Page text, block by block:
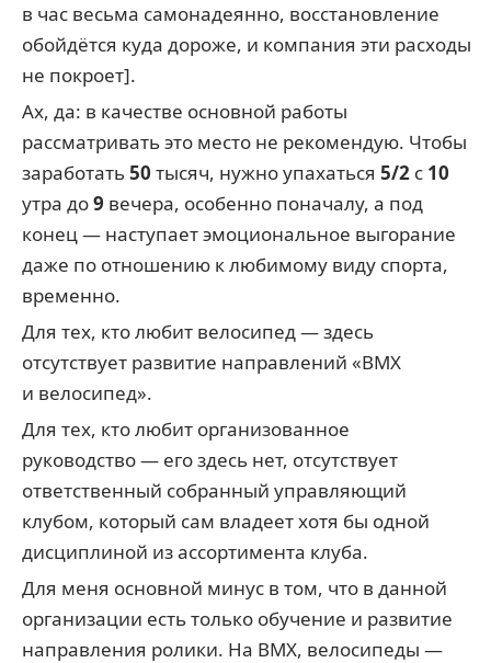
в час весьма самонадеянно, восстановление
обойдётся куда дороже, и компания эти расходы
не покроет].
Ах, да: в качестве основной работы
рассматривать это место не рекомендую. Чтобы
заработать50 тысяч, нужно упахаться 5/2 с 10
утра до9 вечера, особенно поначалу, а под
конец — наступает эмоциональное выгорание
даже по отношению к любимому виду спорта,
временно.
Для тех, кто любит велосипед — здесь
отсутствует развитие направлений «BMX
и велосипед».
Для тех, кто любит организованное
руководство — его здесь нет, отсутствует
ответственный собранный управляющий
клубом, который сам владеет хотя бы одной
дисциплиной из ассортимента клуба.
Для меня основной минус в том, что в данной
организации есть только обучение и развитие
направления ролики. На BMX, велосипеды —